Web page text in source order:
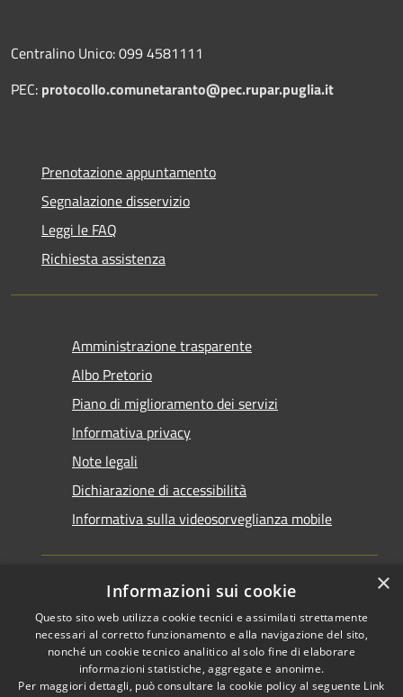
Centralino Unico: 099 4581111
PEC: protocollo.comunetaranto@pec.rupar.puglia.it
Prenotazione appuntamento
Segnalazione disservizio
Leggi le FAQ
Richiesta assistenza
Amministrazione trasparente
Albo Pretorio
Piano di miglioramento dei servizi
Informativa privacy
Note legali
Dichiarazione di accessibilità
Informativa sulla videosorveglianza mobile
RSS
Accessibilità
Copyright © 2026 • Comune di
Taranto • Powered by
Municipium•Accesso
×
Informazioni sui cookie
Questo sito web utilizza cookie tecnici e assimilati strettamente
necessari al corretto funzionamento e alla navigazione del sito,
nonché un cookie tecnico analitico al solo fine di elaborare
informazioni statistiche, aggregate e anonime.
Per maggiori dettagli, può consultare la cookie policy al seguente Link